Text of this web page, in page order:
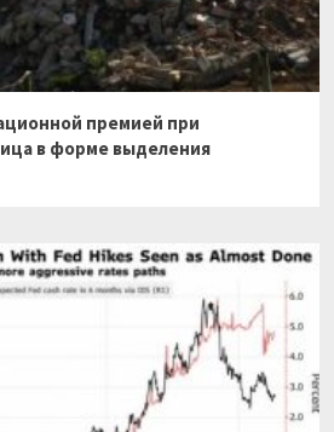
премией при
в форме выделения